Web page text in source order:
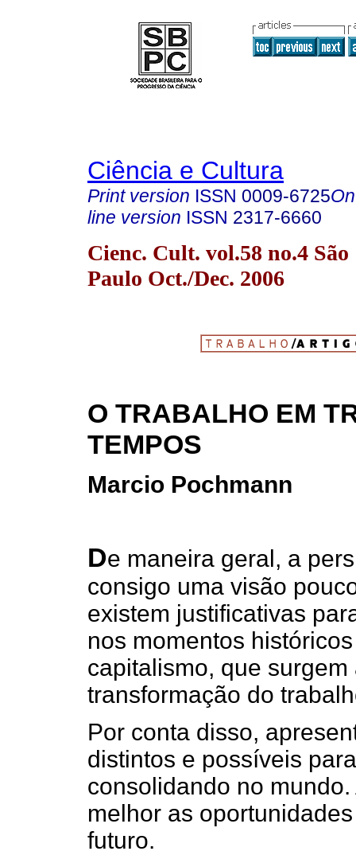
Ciência e Cultura
Print version ISSN 0009-6725
line version ISSN 2317-6660
Cienc. Cult. vol.58 no.4 São
Paulo Oct./Dec. 2006
O TRABALHO EM
TEMPOS
Marcio Pochmann
De maneira geral, a
consigo uma visão
existem justificativas
nos momentos
capitalismo, que
transformação do
Por conta disso,
distintos e possíveis
consolidando no
melhor as
futuro.